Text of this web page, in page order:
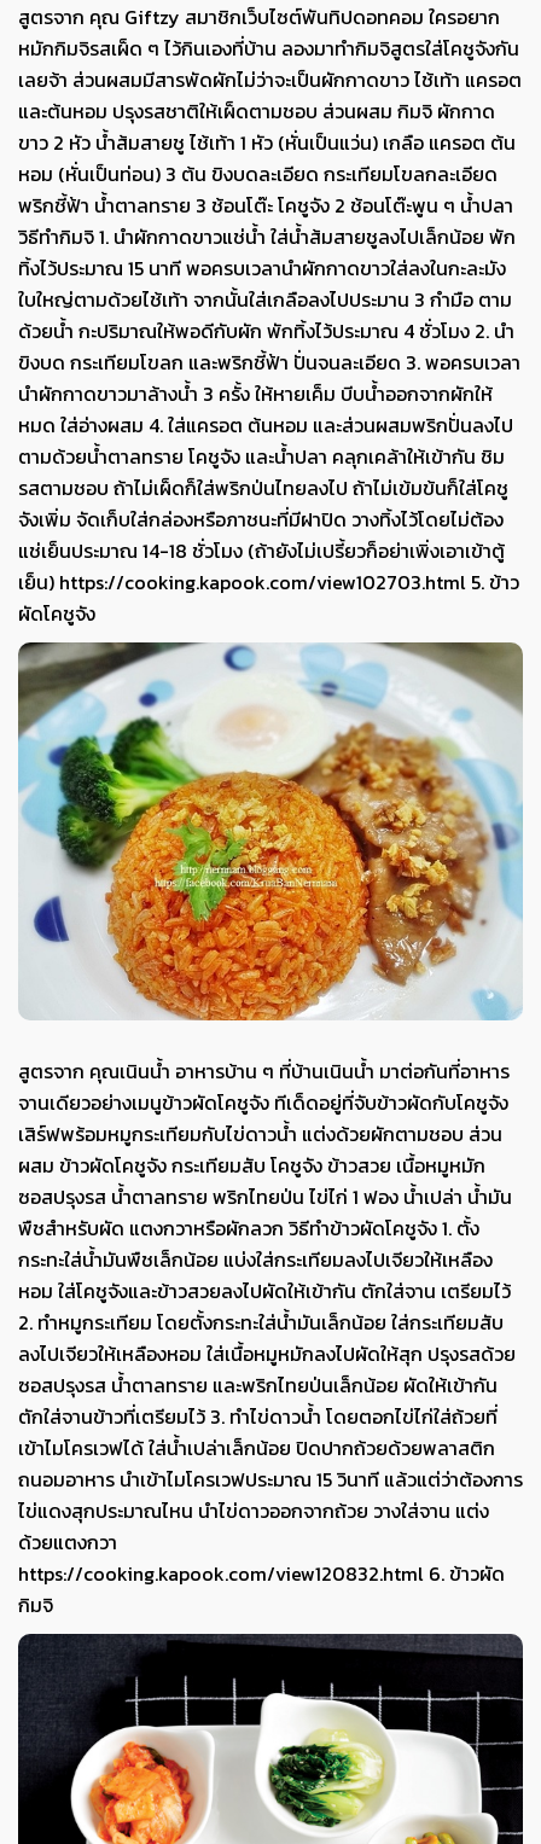
สูตรจาก คุณ Giftzy สมาชิกเว็บไซต์พันทิปดอทคอม ใครอยาก
หมักกิมจิรสเผ็ด ๆ ไว้กินเองที่บ้าน ลองมาทำกิมจิสูตรใส่โคชูจังกัน
เลยจ้า ส่วนผสมมีสารพัดผักไม่ว่าจะเป็นผักกาดขาว ไช้เท้า แครอต
และต้นหอม ปรุงรสชาติให้เผ็ดตามชอบ ส่วนผสม กิมจิ ผักกาด
ขาว 2 หัว น้ำส้มสายชู ไช้เท้า 1 หัว (หั่นเป็นแว่น) เกลือ แครอต ต้น
หอม (หั่นเป็นท่อน) 3 ต้น ขิงบดละเอียด กระเทียมโขลกละเอียด
พริกชี้ฟ้า น้ำตาลทราย 3 ช้อนโต๊ะ โคชูจัง 2 ช้อนโต๊ะพูน ๆ น้ำปลา
วิธีทำกิมจิ 1. นำผักกาดขาวแช่น้ำ ใส่น้ำส้มสายชูลงไปเล็กน้อย พัก
ทิ้งไว้ประมาณ 15 นาที พอครบเวลานำผักกาดขาวใส่ลงในกะละมัง
ใบใหญ่ตามด้วยไช้เท้า จากนั้นใส่เกลือลงไปประมาน 3 กำมือ ตาม
ด้วยน้ำ กะปริมาณให้พอดีกับผัก พักทิ้งไว้ประมาณ 4 ชั่วโมง 2. นำ
ขิงบด กระเทียมโขลก และพริกชี้ฟ้า ปั่นจนละเอียด 3. พอครบเวลา
นำผักกาดขาวมาล้างน้ำ 3 ครั้ง ให้หายเค็ม บีบน้ำออกจากผักให้
หมด ใส่อ่างผสม 4. ใส่แครอต ต้นหอม และส่วนผสมพริกปั่นลงไป
ตามด้วยน้ำตาลทราย โคชูจัง และน้ำปลา คลุกเคล้าให้เข้ากัน ชิม
รสตามชอบ ถ้าไม่เผ็ดก็ใส่พริกป่นไทยลงไป ถ้าไม่เข้มข้นก็ใส่โคชู
จังเพิ่ม จัดเก็บใส่กล่องหรือภาชนะที่มีฝาปิด วางทิ้งไว้โดยไม่ต้อง
แช่เย็นประมาณ 14-18 ชั่วโมง (ถ้ายังไม่เปรี้ยวก็อย่าเพิ่งเอาเข้าตู้
เย็น) https://cooking.kapook.com/view102703.html 5. ข้าว
ผัดโคชูจัง
สูตรจาก คุณเนินน้ำ อาหารบ้าน ๆ ที่บ้านเนินน้ำ มาต่อกันที่อาหาร
จานเดียวอย่างเมนูข้าวผัดโคชูจัง ทีเด็ดอยู่ที่จับข้าวผัดกับโคชูจัง
เสิร์ฟพร้อมหมูกระเทียมกับไข่ดาวน้ำ แต่งด้วยผักตามชอบ ส่วน
ผสม ข้าวผัดโคชูจัง กระเทียมสับ โคชูจัง ข้าวสวย เนื้อหมูหมัก
ซอสปรุงรส น้ำตาลทราย พริกไทยป่น ไข่ไก่ 1 ฟอง น้ำเปล่า น้ำมัน
พืชสำหรับผัด แตงกวาหรือผักลวก วิธีทำข้าวผัดโคชูจัง 1. ตั้ง
กระทะใส่น้ำมันพืชเล็กน้อย แบ่งใส่กระเทียมลงไปเจียวให้เหลือง
หอม ใส่โคชูจังและข้าวสวยลงไปผัดให้เข้ากัน ตักใส่จาน เตรียมไว้
2. ทำหมูกระเทียม โดยตั้งกระทะใส่น้ำมันเล็กน้อย ใส่กระเทียมสับ
ลงไปเจียวให้เหลืองหอม ใส่เนื้อหมูหมักลงไปผัดให้สุก ปรุงรสด้วย
ซอสปรุงรส น้ำตาลทราย และพริกไทยป่นเล็กน้อย ผัดให้เข้ากัน
ตักใส่จานข้าวที่เตรียมไว้ 3. ทำไข่ดาวน้ำ โดยตอกไข่ไก่ใส่ถ้วยที่
เข้าไมโครเวฟได้ ใส่น้ำเปล่าเล็กน้อย ปิดปากถ้วยด้วยพลาสติก
ถนอมอาหาร นำเข้าไมโครเวฟประมาณ 15 วินาที แล้วแต่ว่าต้องการ
ไข่แดงสุกประมาณไหน นำไข่ดาวออกจากถ้วย วางใส่จาน แต่ง
ด้วยแตงกวา
https://cooking.kapook.com/view120832.html 6. ข้าวผัด
กิมจิ